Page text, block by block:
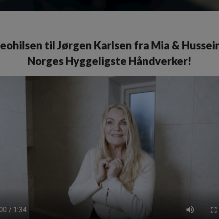
til Jørgen Karlsen fra Mia &
Norges Hyggeligste Håndverker!